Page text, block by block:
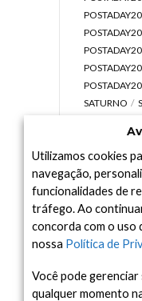
SATURNO
UNIVERSO
Arquivo
Arquivo
Utilizamos cookies
navegação,
funcionalidades de
tráfego. Ao
concorda com o uso
nossa Política de
Você pode
qualquer momento